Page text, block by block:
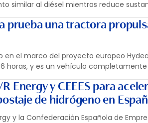
similar al diésel mientras reduce
prueba una tractora
en el marco del proyecto europeo
horas, y es un vehículo
Energy y CEEES para
de hidrógeno en
y la Confederación Española de